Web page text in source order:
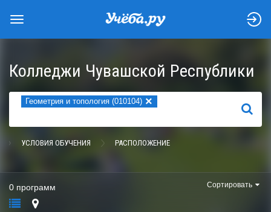
Колледжи Чувашской Республики
Геометрия и топология (010104) ×
НАЙТИ
УСЛОВИЯ ОБУЧЕНИЯ РАСПОЛОЖЕНИЕ
0 программ Сортировать